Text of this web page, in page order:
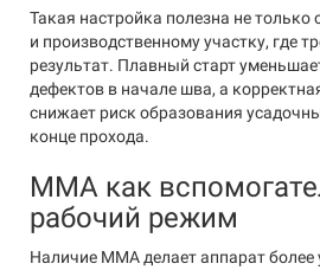
Такая настройка полезна не
и производственному участку, где
результат. Плавный старт
дефектов в начале шва, а
снижает риск образования
конце прохода.
MMA как
рабочий режим
Наличие MMA делает аппарат